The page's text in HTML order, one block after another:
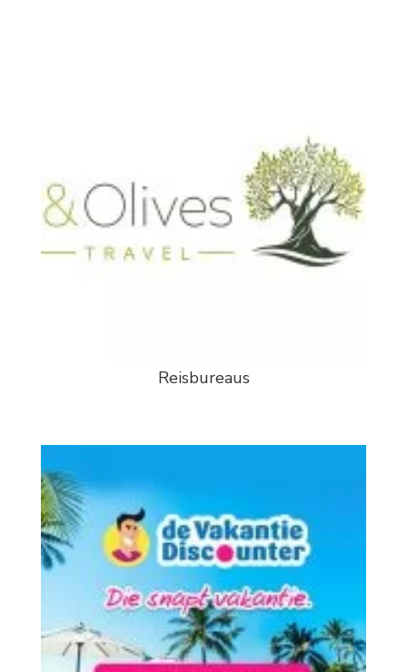
Reisbureaus